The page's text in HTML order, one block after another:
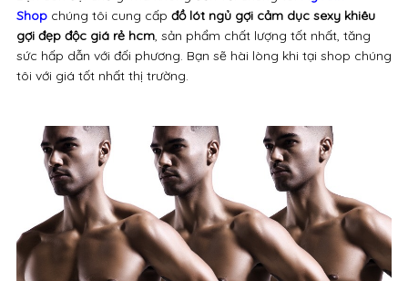
Quần lót nam là không thể thiếu đối với phái mạnh, không chỉ
giúp nâng niu "cậu bạn" mà còn giúp thoãi mái khi mặc,
những lúc "ấy" còn tạo sự mạnh mẽ phấn khích với "người kia".
Bạn còn đợi chờ gì mà không đến với chúng tôi
sức hấp dẫn với đối phương. Bạn sẽ hài lòng khi tại shop chúng
tôi với giá tốt nhất thị trường.